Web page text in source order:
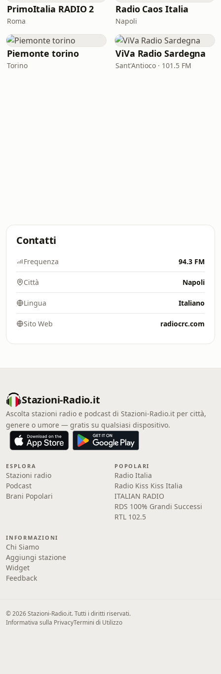
PrimoItalia RADIO 2
Roma
Radio Caos Italia
Napoli
Piemonte torino
Torino
ViVa Radio Sardegna
Sant'Antioco · 101.5 FM
Contatti
Frequenza 94.3 FM
Città Napoli
Lingua Italiano
Sito Web radiocrc.com
Stazioni-Radio.it
Ascolta stazioni radio e podcast di Stazioni-Radio.it per città,
genere o umore — gratis su qualsiasi dispositivo.
ESPLORA
Stazioni radio
Podcast
Brani Popolari
POPOLARI
Radio Italia
Radio Kiss Kiss Italia
ITALIAN RADIO
RDS 100% Grandi Successi
RTL 102.5
INFORMAZIONI
Chi Siamo
Aggiungi stazione
Widget
Feedback
© 2026 Stazioni-Radio.it. Tutti i diritti riservati.
Informativa sulla PrivacyTermini di Utilizzo